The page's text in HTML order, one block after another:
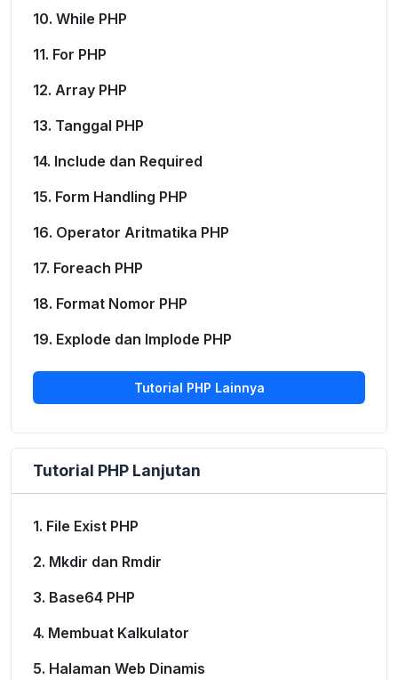
10. While PHP
11. For PHP
12. Array PHP
13. Tanggal PHP
14. Include dan Required
15. Form Handling PHP
16. Operator Aritmatika PHP
17. Foreach PHP
18. Format Nomor PHP
19. Explode dan Implode PHP
Tutorial PHP Lainnya
Tutorial PHP Lanjutan
1. File Exist PHP
2. Mkdir dan Rmdir
3. Base64 PHP
4. Membuat Kalkulator
5. Halaman Web Dinamis